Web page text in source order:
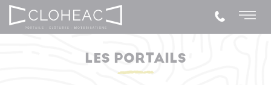
LES PORTAILS